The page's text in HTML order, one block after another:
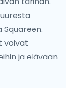
ja
voivat
ja elävään